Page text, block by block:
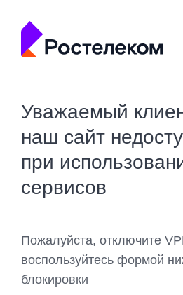
Уважаемый
наш сайт
при
сервисов
Пожалуйста, отключите
воспользуйтесь формой
блокировки